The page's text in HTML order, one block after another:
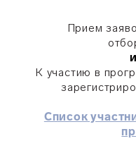
Прием
К участию в
Список